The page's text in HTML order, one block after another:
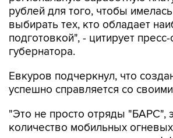
рублей для того, чтобы
выбирать тех, кто обладает
подготовкой", - цитирует
губернатора.
Евкуров подчеркнул, что
успешно справляется со
"Это не просто отряды "БАРС",
количество мобильных